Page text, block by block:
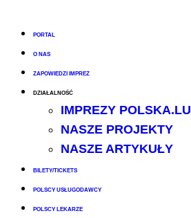
PORTAL
O NAS
ZAPOWIEDZI IMPREZ
DZIAŁALNOŚĆ
IMPREZY POLSKA.LU
NASZE PROJEKTY
NASZE ARTYKUŁY
BILETY/TICKETS
POLSCY USŁUGODAWCY
POLSCY LEKARZE